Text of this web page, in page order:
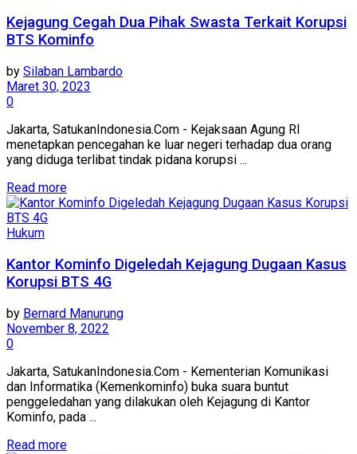
Kejagung Cegah Dua Pihak Swasta Terkait Korupsi
BTS Kominfo
by Silaban Lambardo
Maret 30, 2023
0
Jakarta, SatukanIndonesia.Com - Kejaksaan Agung RI
menetapkan pencegahan ke luar negeri terhadap dua orang
yang diduga terlibat tindak pidana korupsi ...
Read more
Hukum
Kantor Kominfo Digeledah Kejagung Dugaan Kasus
Korupsi BTS 4G
by Bernard Manurung
November 8, 2022
0
Jakarta, SatukanIndonesia.Com - Kementerian Komunikasi
dan Informatika (Kemenkominfo) buka suara buntut
penggeledahan yang dilakukan oleh Kejagung di Kantor
Kominfo, pada ...
Read more